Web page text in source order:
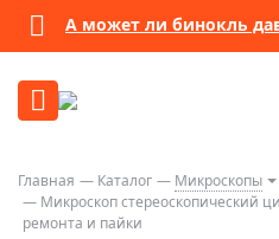
А может ли бинокль
Главная Каталог
Микроскопы
Микроскоп стереоскопический
ремонта и пайки